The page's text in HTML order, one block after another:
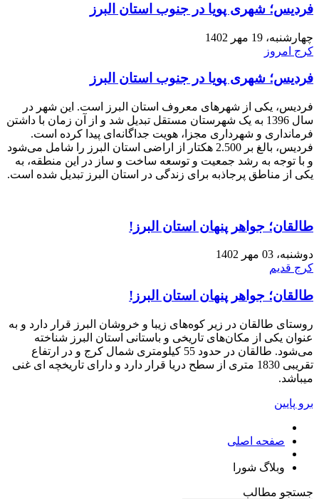
فردیس؛ شهری پویا در جنوب استان البرز
چهارشنبه، 19 مهر 1402
کرج امروز
فردیس؛ شهری پویا در جنوب استان البرز
فردیس، یکی از شهرهای معروف استان البرز است. این شهر در
سال 1396 به یک شهرستان مستقل تبدیل شد و از آن زمان با داشتن
فرمانداری و شهرداری مجزا، هویت جداگانه‌ای پیدا کرده است.
فردیس، بالغ بر 2.500 هکتار از اراضی استان البرز را شامل می‌شود
و با توجه به رشد جمعیت و توسعه ساخت و ساز در این منطقه، به
یکی از مناطق پرجاذبه برای زندگی در استان البرز تبدیل شده است.
طالقان؛ جواهر پنهان استان البرز!
دوشنبه، 03 مهر 1402
کرج قدیم
طالقان؛ جواهر پنهان استان البرز!
روستای طالقان در زیر کوه‌های زیبا و خروشان البرز قرار دارد و به
عنوان یکی از مکان‌های تاریخی و باستانی استان البرز شناخته
می‌شود. طالقان در حدود 55 کیلومتری شمال کرج و در ارتفاع
تقریبی 1830 متری از سطح دریا قرار دارد و دارای تاریخچه ای غنی
میباشد.
برو پایین
صفحه اصلی
وبلاگ شورا
جستجو مطالب